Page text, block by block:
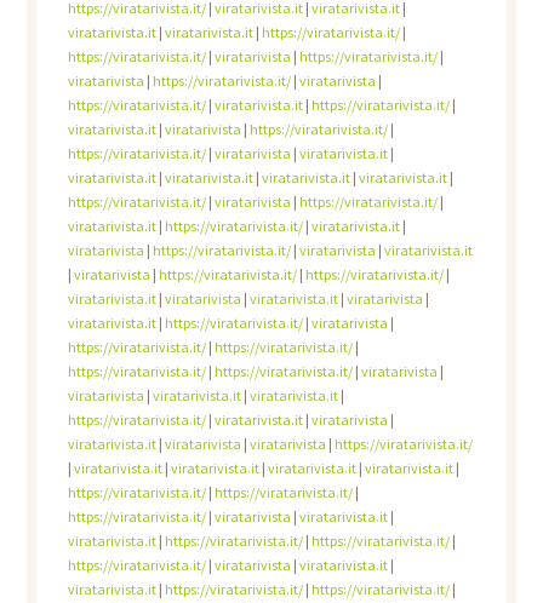
https://viratarivista.it/| viratarivista.it| viratarivista.it|
viratarivista.it| viratarivista.it| https://viratarivista.it/|
https://viratarivista.it/| viratarivista | https://viratarivista.it/|
viratarivista | https://viratarivista.it/| viratarivista |
https://viratarivista.it/| viratarivista.it| https://viratarivista.it/|
viratarivista.it| viratarivista | https://viratarivista.it/|
https://viratarivista.it/| viratarivista | viratarivista.it|
viratarivista.it| viratarivista.it| viratarivista.it| viratarivista.it|
https://viratarivista.it/| viratarivista | https://viratarivista.it/|
viratarivista.it| https://viratarivista.it/| viratarivista.it|
viratarivista | https://viratarivista.it/| viratarivista | viratarivista.it
| viratarivista | https://viratarivista.it/| https://viratarivista.it/|
viratarivista.it| viratarivista | viratarivista.it| viratarivista |
viratarivista.it| https://viratarivista.it/| viratarivista |
https://viratarivista.it/| https://viratarivista.it/|
https://viratarivista.it/| https://viratarivista.it/| viratarivista |
viratarivista | viratarivista.it| viratarivista.it|
https://viratarivista.it/| viratarivista.it| viratarivista |
viratarivista.it| viratarivista | viratarivista | https://viratarivista.it/
| viratarivista.it| viratarivista.it| viratarivista.it| viratarivista.it|
https://viratarivista.it/| https://viratarivista.it/|
https://viratarivista.it/| viratarivista | viratarivista.it|
viratarivista.it| https://viratarivista.it/| https://viratarivista.it/|
https://viratarivista.it/| viratarivista | viratarivista.it|
viratarivista.it| https://viratarivista.it/| https://viratarivista.it/|